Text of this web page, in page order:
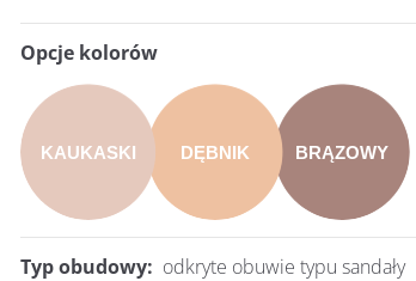
Opcje kolorów
KAUKASKI DĘBNIK BRĄZOWY
Typ obudowy: odkryte obuwie typu sandały